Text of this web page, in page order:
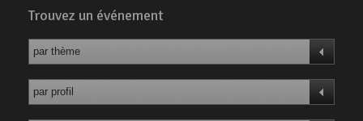
Trouvez un événement
par thème
par profil